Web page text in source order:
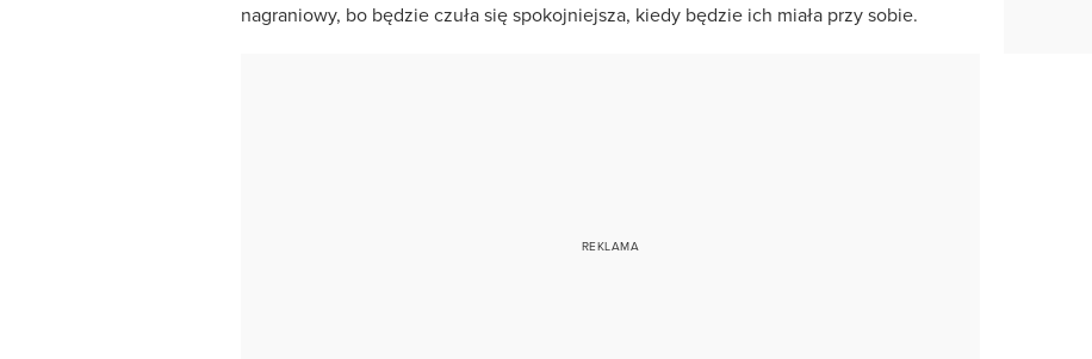
nagraniowy, bo będzie czuła się spokojniejsza, kiedy będzie ich miała przy sobie.